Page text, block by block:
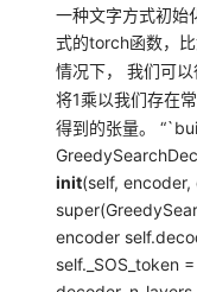
一种文字方式初始
式的torch函数，
情况下， 我们可
将1乘以我们存在
得到的张量。
init(self, encoder,
encoder
self._SOS_token